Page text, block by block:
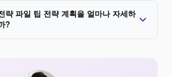
략 파일 팁 전략 계획을 얼마나 자세하
?